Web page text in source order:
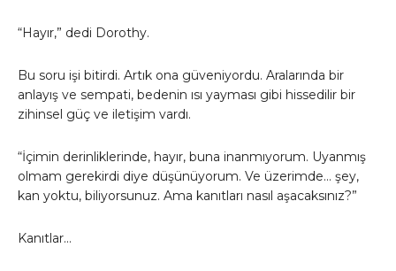
“Hayır,” dedi Dorothy.
Bu soru işi bitirdi. Artık ona güveniyordu. Aralarında bir
anlayış ve sempati, bedenin ısı yayması gibi hissedilir bir
zihinsel güç ve iletişim vardı.
“İçimin derinliklerinde, hayır, buna inanmıyorum. Uyanmış
olmam gerekirdi diye düşünüyorum. Ve üzerimde… şey,
kan yoktu, biliyorsunuz. Ama kanıtları nasıl aşacaksınız?”
Kanıtlar…